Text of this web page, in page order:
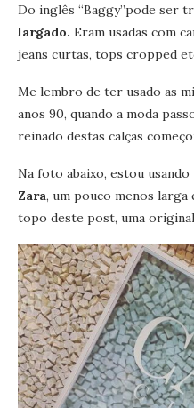
Do inglês “Baggy”pode ser
largado. Eram usadas com
jeans curtas, tops cropped
Me lembro de ter usado as
anos 90, quando a moda
reinado destas calças
Na foto abaixo, estou usando
Zara, um pouco menos
topo deste post, uma